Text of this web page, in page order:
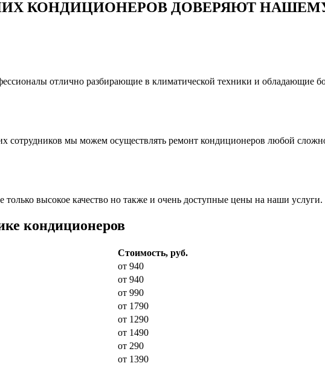
КОНДИЦИОНЕРОВ ДОВЕРЯЮТ
отлично разбирающие в климатической техники и обладающие
сотрудников мы можем осуществлять ремонт кондиционеров любой
высокое качество но также и очень доступные цены на наши услуги.
кондиционеров
Стоимость, руб.
от 940
от 940
от 990
от 1790
от 1290
от 1490
от 290
от 1390